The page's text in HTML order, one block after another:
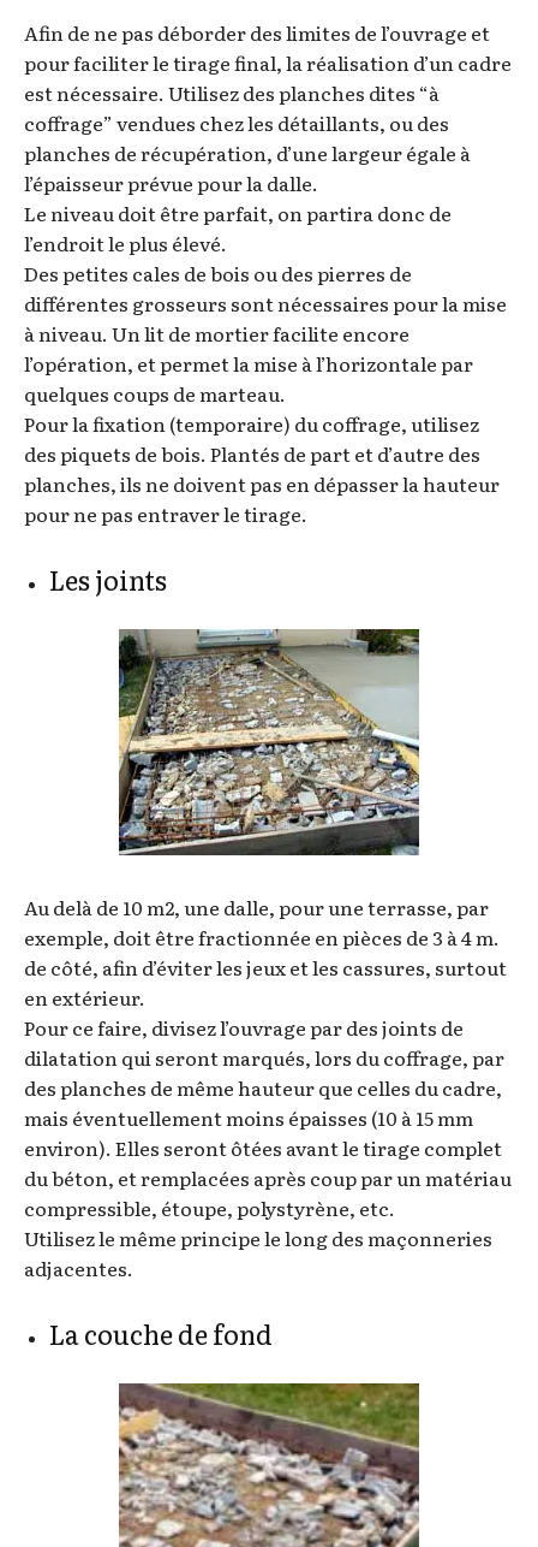
Afin de ne pas déborder des limites de l’ouvrage et
pour faciliter le tirage final, la réalisation d’un cadre
est nécessaire. Utilisez des planches dites “à
coffrage” vendues chez les détaillants, ou des
planches de récupération, d’une largeur égale à
l’épaisseur prévue pour la dalle.
Le niveau doit être parfait, on partira donc de
l’endroit le plus élevé.
Des petites cales de bois ou des pierres de
différentes grosseurs sont nécessaires pour la mise
à niveau. Un lit de mortier facilite encore
l’opération, et permet la mise à l’horizontale par
quelques coups de marteau.
Pour la fixation (temporaire) du coffrage, utilisez
des piquets de bois. Plantés de part et d’autre des
planches, ils ne doivent pas en dépasser la hauteur
pour ne pas entraver le tirage.
Les joints
Au delà de 10 m2, une dalle, pour une terrasse, par
exemple, doit être fractionnée en pièces de 3 à 4 m.
de côté, afin d’éviter les jeux et les cassures, surtout
en extérieur.
Pour ce faire, divisez l’ouvrage par des joints de
dilatation qui seront marqués, lors du coffrage, par
des planches de même hauteur que celles du cadre,
mais éventuellement moins épaisses (10 à 15 mm
environ). Elles seront ôtées avant le tirage complet
du béton, et remplacées après coup par un matériau
compressible, étoupe, polystyrène, etc.
Utilisez le même principe le long des maçonneries
adjacentes.
La couche de fond